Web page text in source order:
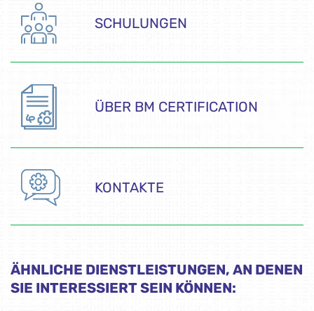
SCHULUNGEN
ÜBER BM CERTIFICATION
KONTAKTE
ÄHNLICHE DIENSTLEISTUNGEN, AN DENEN
SIE INTERESSIERT SEIN KÖNNEN: